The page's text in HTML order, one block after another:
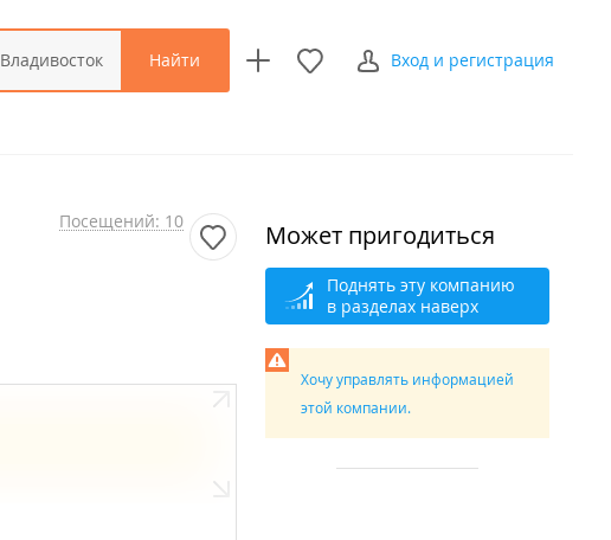
Владивосток Найти Вход и регистрация
Посещений: 10 Может пригодиться
Поднять эту компанию
в разделах наверх
Хочу управлять информацией
этой компании.